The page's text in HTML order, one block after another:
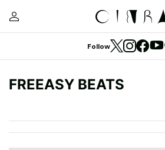
Follow
FREEASY BEATS